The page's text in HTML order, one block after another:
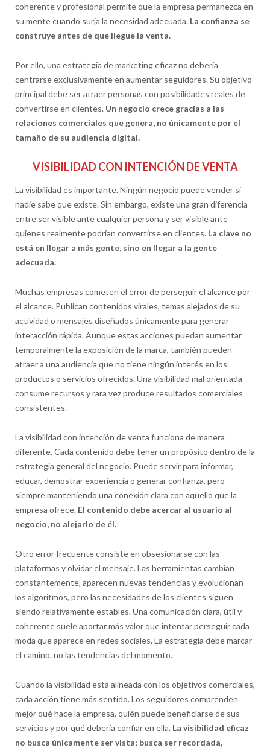
coherente y profesional permite que la empresa permanezca en
su mente cuando surja la necesidad adecuada. La confianza se
construye antes de que llegue la venta.
Por ello, una estrategia de marketing eficaz no debería
centrarse exclusivamente en aumentar seguidores. Su objetivo
principal debe ser atraer personas con posibilidades reales de
convertirse en clientes. Un negocio crece gracias a las
relaciones comerciales que genera, no únicamente por el
tamaño de su audiencia digital.
VISIBILIDAD CON INTENCIÓN DE VENTA
La visibilidad es importante. Ningún negocio puede vender si
nadie sabe que existe. Sin embargo, existe una gran diferencia
entre ser visible ante cualquier persona y ser visible ante
quienes realmente podrían convertirse en clientes. La clave no
está en llegar a más gente, sino en llegar a la gente
adecuada.
Muchas empresas cometen el error de perseguir el alcance por
el alcance. Publican contenidos virales, temas alejados de su
actividad o mensajes diseñados únicamente para generar
interacción rápida. Aunque estas acciones puedan aumentar
temporalmente la exposición de la marca, también pueden
atraer a una audiencia que no tiene ningún interés en los
productos o servicios ofrecidos. Una visibilidad mal orientada
consume recursos y rara vez produce resultados comerciales
consistentes.
La visibilidad con intención de venta funciona de manera
diferente. Cada contenido debe tener un propósito dentro de la
estrategia general del negocio. Puede servir para informar,
educar, demostrar experiencia o generar confianza, pero
siempre manteniendo una conexión clara con aquello que la
empresa ofrece. El contenido debe acercar al usuario al
negocio, no alejarlo de él.
Otro error frecuente consiste en obsesionarse con las
plataformas y olvidar el mensaje. Las herramientas cambian
constantemente, aparecen nuevas tendencias y evolucionan
los algoritmos, pero las necesidades de los clientes siguen
siendo relativamente estables. Una comunicación clara, útil y
coherente suele aportar más valor que intentar perseguir cada
moda que aparece en redes sociales. La estrategia debe marcar
el camino, no las tendencias del momento.
Cuando la visibilidad está alineada con los objetivos comerciales,
cada acción tiene más sentido. Los seguidores comprenden
mejor qué hace la empresa, quién puede beneficiarse de sus
servicios y por qué debería confiar en ella. La visibilidad eficaz
no busca únicamente ser vista; busca ser recordada,